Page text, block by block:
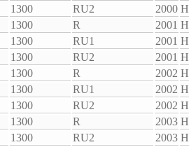
1300 RU2 2000
1300 R 2001
1300 RU1 2001
1300 RU2 2001
1300 R 2002
1300 RU1 2002
1300 RU2 2002
1300 R 2003
1300 RU2 2003